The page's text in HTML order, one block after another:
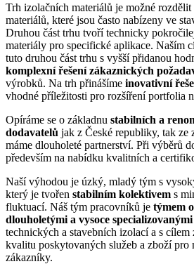
Trh izolačních materiálů je možné rozdělit
materiálů, které jsou často nabízeny ve
Druhou část trhu tvoří technicky
materiály pro specifické aplikace. Naším
tuto druhou část trhu s vyšší přidanou
komplexní řešení zákaznických
výrobků. Na trh přinášíme inovativní
vhodné příležitosti pro rozšíření portfolia
Opíráme se o základnu stabilních a
dodavatelů jak z České republiky, tak ze
máme dlouholeté partnerství. Při výběrů
především na nabídku kvalitních a
Naší výhodou je úzký, mladý tým s
který je tvořen stabilním kolektivem s
fluktuací. Náš tým pracovníků je týmem
dlouholetými a vysoce
technických a stavebních izolací a s
kvalitu poskytovaných služeb a zboží pro
zákazníky.